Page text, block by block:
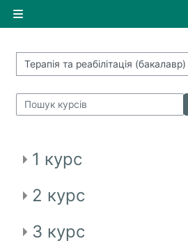
Бокова панель
Категорії курсів
Пошук курсів
1 курс
2 курс
3 курс